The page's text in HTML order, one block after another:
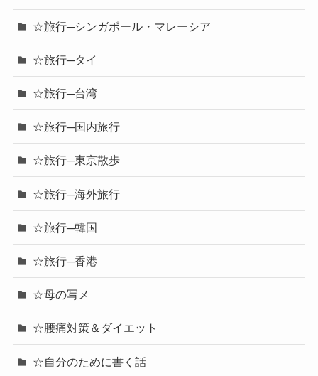
☆旅行─シンガポール・マレーシア
☆旅行─タイ
☆旅行─台湾
☆旅行─国内旅行
☆旅行─東京散歩
☆旅行─海外旅行
☆旅行─韓国
☆旅行─香港
☆母の写メ
☆腰痛対策＆ダイエット
☆自分のために書く話